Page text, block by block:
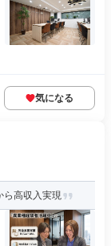
気になる
ら高収入実現